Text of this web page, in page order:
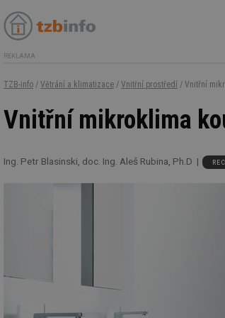
REKLAMA
TZB-info / Větrání a klimatizace / Vnitřní prostředí / Vnitřní
Vnitřní mikroklima
Ing. Petr Blasinski, doc. Ing. Aleš Rubina, Ph.D